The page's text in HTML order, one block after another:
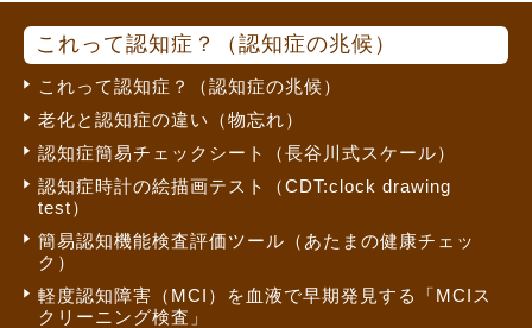
これって認知症？（認知症の兆候）
これって認知症？（認知症の兆候）
老化と認知症の違い（物忘れ）
認知症簡易チェックシート（長谷川式スケール）
認知症時計の絵描画テスト（CDT:clock drawing
test）
簡易認知機能検査評価ツール（あたまの健康チェッ
ク）
軽度認知障害（MCI）を血液で早期発見する「MCIス
クリーニング検査」